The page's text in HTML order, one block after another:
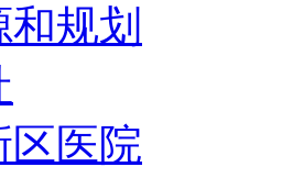
规划
区医院